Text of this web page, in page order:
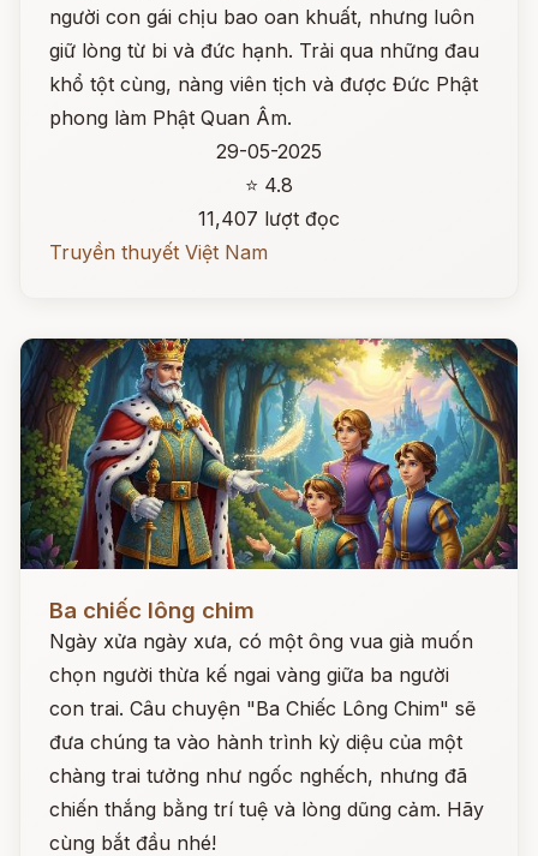
người con gái chịu bao oan khuất, nhưng luôn
giữ lòng từ bi và đức hạnh. Trải qua những đau
khổ tột cùng, nàng viên tịch và được Đức Phật
phong làm Phật Quan Âm.
29-05-2025
⭐ 4.8
11,407 lượt đọc
Truyền thuyết Việt Nam
Ba chiếc lông chim
Ngày xửa ngày xưa, có một ông vua già muốn
chọn người thừa kế ngai vàng giữa ba người
con trai. Câu chuyện "Ba Chiếc Lông Chim" sẽ
đưa chúng ta vào hành trình kỳ diệu của một
chàng trai tưởng như ngốc nghếch, nhưng đã
chiến thắng bằng trí tuệ và lòng dũng cảm. Hãy
cùng bắt đầu nhé!